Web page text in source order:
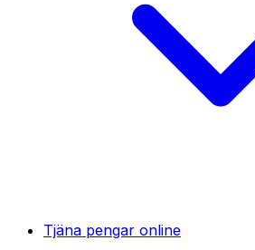
Tjäna pengar online